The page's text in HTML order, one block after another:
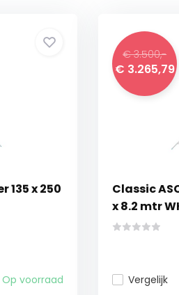
135 x 250
Op voorraad
€ 3.500,-
€ 3.265,79
Classic
x 8.2 mtr
Vergelijk